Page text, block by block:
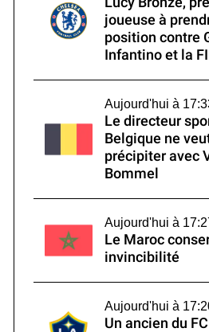
joueuse à
position contre
Infantino et la
Aujourd'hui à
Le directeur
Belgique ne
précipiter avec
Bommel
Aujourd'hui à
Le Maroc
invincibilité
Aujourd'hui à
Un ancien du FC